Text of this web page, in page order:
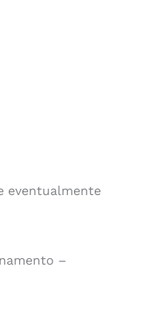
eventualmente
–